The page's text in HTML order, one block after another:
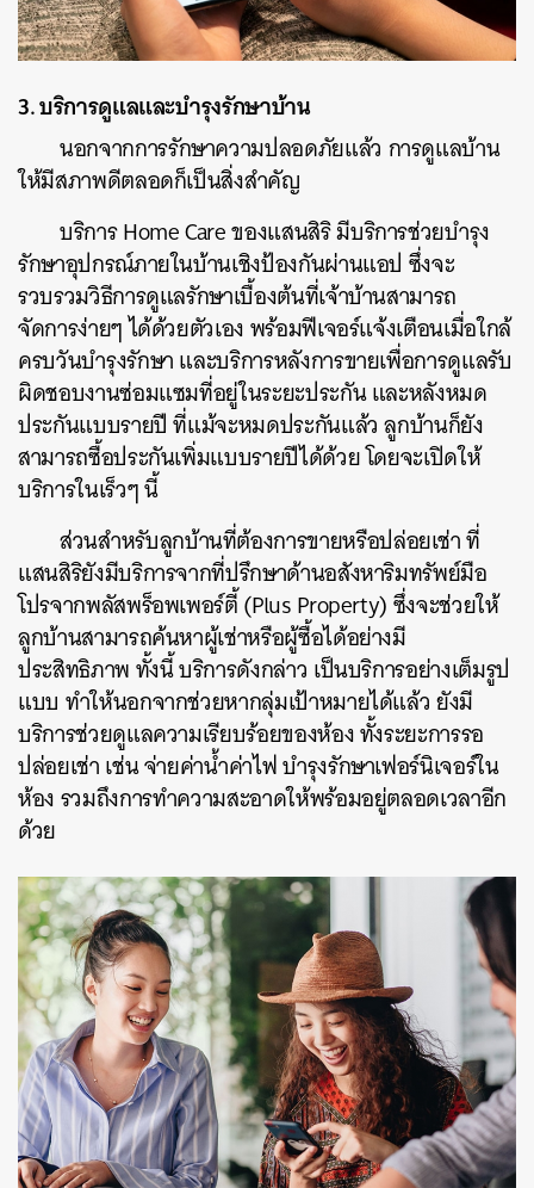
3. บริการดูแลและบำรุงรักษาบ้าน
นอกจากการรักษาความปลอดภัยแล้ว การดูแลบ้าน
ให้มีสภาพดีตลอดก็เป็นสิ่งสำคัญ
บริการ Home Care ของแสนสิริ มีบริการช่วยบำรุง
รักษาอุปกรณ์ภายในบ้านเชิงป้องกันผ่านแอป ซึ่งจะ
รวบรวมวิธีการดูแลรักษาเบื้องต้นที่เจ้าบ้านสามารถ
จัดการง่ายๆ ได้ด้วยตัวเอง พร้อมฟีเจอร์แจ้งเตือนเมื่อใกล้
ครบวันบำรุงรักษา และบริการหลังการขายเพื่อการดูแลรับ
ผิดชอบงานซ่อมแซมที่อยู่ในระยะประกัน และหลังหมด
ประกันแบบรายปี ที่แม้จะหมดประกันแล้ว ลูกบ้านก็ยัง
สามารถซื้อประกันเพิ่มแบบรายปีได้ด้วย โดยจะเปิดให้
บริการในเร็วๆ นี้
ส่วนสำหรับลูกบ้านที่ต้องการขายหรือปล่อยเช่า ที่
แสนสิริยังมีบริการจากที่ปรึกษาด้านอสังหาริมทรัพย์มือ
โปรจากพลัสพร็อพเพอร์ตี้ (Plus Property) ซึ่งจะช่วยให้
ลูกบ้านสามารถค้นหาผู้เช่าหรือผู้ซื้อได้อย่างมี
ประสิทธิภาพ ทั้งนี้ บริการดังกล่าว เป็นบริการอย่างเต็มรูป
แบบ ทำให้นอกจากช่วยหากลุ่มเป้าหมายได้แล้ว ยังมี
บริการช่วยดูแลความเรียบร้อยของห้อง ทั้งระยะการรอ
ปล่อยเช่า เช่น จ่ายค่าน้ำค่าไฟ บำรุงรักษาเฟอร์นิเจอร์ใน
ห้อง รวมถึงการทำความสะอาดให้พร้อมอยู่ตลอดเวลาอีก
ด้วย